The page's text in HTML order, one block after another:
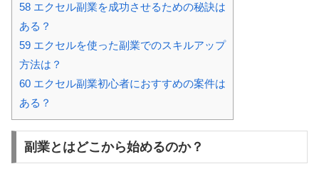
58 エクセル副業を成功させるための秘訣は
ある？
59 エクセルを使った副業でのスキルアップ
方法は？
60 エクセル副業初心者におすすめの案件は
ある？
副業とはどこから始めるのか？